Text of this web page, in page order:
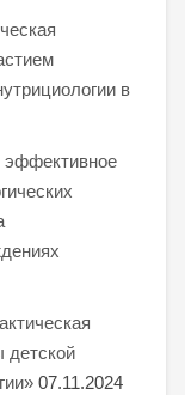
в
эффективное
детской
07.11.2024